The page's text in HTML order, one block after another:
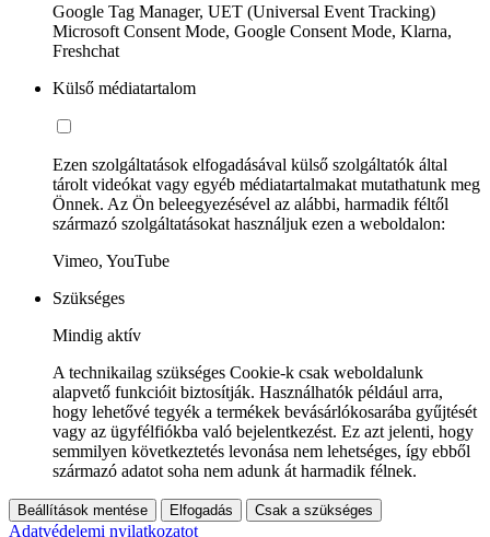
Google Tag Manager, UET (Universal Event Tracking)
Microsoft Consent Mode, Google Consent Mode, Klarna,
Freshchat
Külső médiatartalom
Ezen szolgáltatások elfogadásával külső szolgáltatók által
tárolt videókat vagy egyéb médiatartalmakat mutathatunk meg
Önnek. Az Ön beleegyezésével az alábbi, harmadik féltől
származó szolgáltatásokat használjuk ezen a weboldalon:
Vimeo, YouTube
Szükséges
Mindig aktív
A technikailag szükséges Cookie-k csak weboldalunk
alapvető funkcióit biztosítják. Használhatók például arra,
hogy lehetővé tegyék a termékek bevásárlókosarába gyűjtését
vagy az ügyfélfiókba való bejelentkezést. Ez azt jelenti, hogy
semmilyen következtetés levonása nem lehetséges, így ebből
származó adatot soha nem adunk át harmadik félnek.
Beállítások mentése Elfogadás Csak a szükséges
Adatvédelemi nyilatkozatot